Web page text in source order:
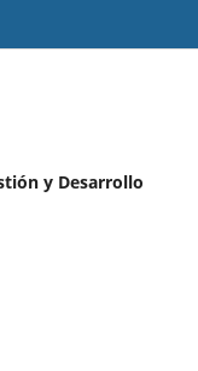
y Desarrollo